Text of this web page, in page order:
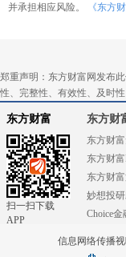
并承担相应风险。
《东方
郑重声明：东方财富网发布
性、完整性、有效性、及时
东方财富
扫一扫下载
APP
东方财
东方财
东方财富
东方财
妙想投
Choice
信息网络传播